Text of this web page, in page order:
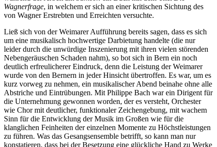
Wagnerfrage, in welchem er sich an einer kritischen Sichtung des
von Wagner Erstrebten und Erreichten versuchte.
Ließ sich von der Weimarer Aufführung bereits sagen, dass es sich
um eine musikalisch hochwertige Darbietung handelte (die nur
leider durch die unwürdige Inszenierung mit ihren vielen störenden
Nebengeräuschen Schaden nahm), so bot sich in Bern ein noch
deutlich erfreulicherer Eindruck, denn die Leistung der Weimarer
wurde von den Bernern in jeder Hinsicht übertroffen. Es war, um es
kurz vorweg zu nehmen, ein musikalischer Abend beinahe ohne alle
Abstriche und Eintrübungen. Mit Philippe Bach war ein Dirigent für
die Unternehmung gewonnen worden, der es versteht, Orchester
wie Chor mit deutlicher, funktionaler Zeichengebung, mit wachem
Sinn für die Entwicklung der Musik im Großen wie für die
klanglichen Feinheiten der einzelnen Momente zu Höchstleistungen
zu führen. Was das Gesangsensemble betrifft, so kann man nur
konstatieren, dass bei der Besetzung eine glückliche Hand zu Werke